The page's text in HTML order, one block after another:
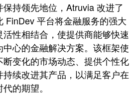
持领先地位，Atruvia 改进了
FinDev 平台将金融服务的强大
性相结合，使提供商能够快速
心的金融解决方案。该框架使
变化的市场动态、提供个性化
续改进其产品，以满足客户在
的期望。